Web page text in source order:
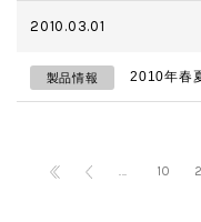
2010.03.01
製品情報 2010年春
... 10